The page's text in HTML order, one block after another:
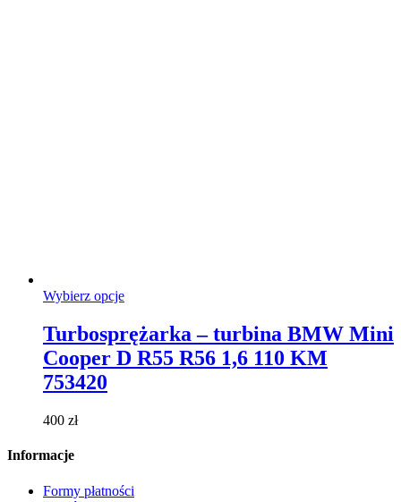
Wybierz opcjeTen
wiele
wariantów.
Turbosprężarka – turbina BMW Mini
Cooper D R55 R56 1,6 110 KM
753420
400 zł
Informacje
Formy płatności